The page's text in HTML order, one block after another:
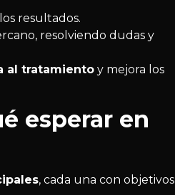
resultados.
resolviendo dudas y
al tratamiento y mejora los
esperar en
, cada una con objetivos